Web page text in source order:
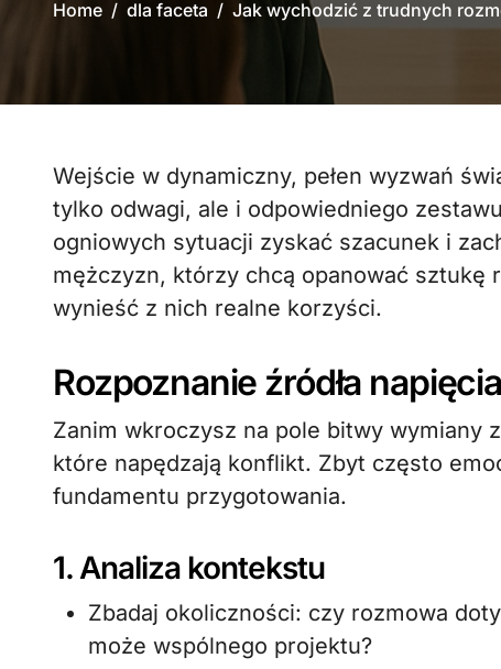
Home dla faceta Jak wychodzić z trudnych
Wejście w dynamiczny, pełen wyzwań świat męskiej komunikacji z klasą wymaga nie
tylko odwagi, ale i odpowiedniego
ogniowych sytuacji zyskać szacunek i
mężczyzn, którzy chcą opanować sztukę
wynieść z nich realne korzyści.
Rozpoznanie źródła napięcia
Zanim wkroczysz na pole bitwy wymiany
które napędzają konflikt. Zbyt często
fundamentu przygotowania.
1. Analiza kontekstu
Zbadaj okoliczności: czy rozmowa
może wspólnego projektu?